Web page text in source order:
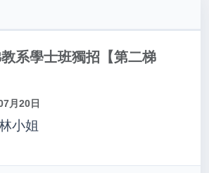
系學士班獨招【第二梯
月20日
小姐